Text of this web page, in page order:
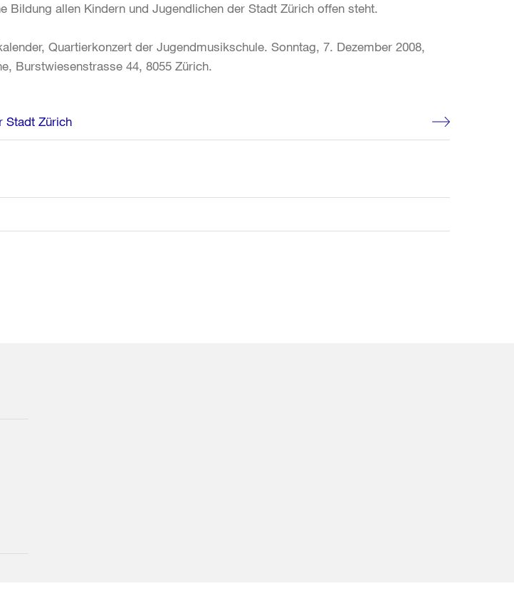
Bildung allen Kindern und Jugendlichen der Stadt Zürich offen steht.
Quartierkonzert der Jugendmusikschule. Sonntag, 7. Dezember 2008,
Burstwiesenstrasse 44, 8055 Zürich.
Stadt Zürich